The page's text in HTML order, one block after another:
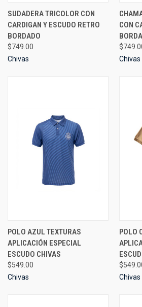
SUDADERA TRICOLOR CON
CARDIGAN Y ESCUDO RETRO
BORDADO
$749.00
Chivas
CON
Chivas
POLO AZUL TEXTURAS
APLICACIÓN ESPECIAL
ESCUDO CHIVAS
$549.00
Chivas
POLO
Chivas